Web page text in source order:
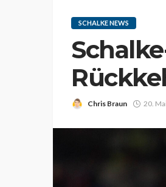
SCHALKE NEWS
Chris Braun 20.